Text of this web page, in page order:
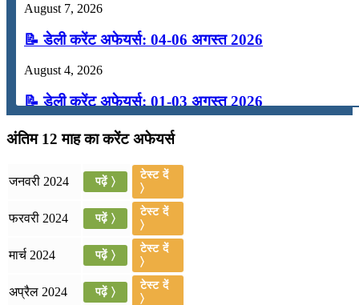
August 7, 2026
📝 डेली करेंट अफेयर्स: 04-06 अगस्त 2026
August 4, 2026
📝 डेली करेंट अफेयर्स: 01-03 अगस्त 2026
July 31, 2026
📝 डेली करेंट अफेयर्स: 28-31 जुलाई 2026
July 28, 2026
📝 डेली करेंट अफेयर्स: 25-27 जुलाई 2026
July 25, 2026
📝 डेली करेंट अफेयर्स: 22-24 जुलाई 2026
अंतिम 12 माह का करेंट अफेयर्स
जनवरी 2024 पढ़ें 〉
टेस्ट दें
〉
फरवरी 2024 पढ़ें 〉
टेस्ट दें
〉
मार्च 2024 पढ़ें 〉
टेस्ट दें
〉
अप्रैल 2024 पढ़ें 〉
टेस्ट दें
〉